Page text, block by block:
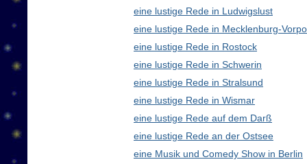
eine lustige Rede in Ludwigslust
eine lustige Rede in Mecklenburg-
eine lustige Rede in Rostock
eine lustige Rede in Schwerin
eine lustige Rede in Stralsund
eine lustige Rede in Wismar
eine lustige Rede auf dem Darß
eine lustige Rede an der Ostsee
eine Musik und Comedy Show in Berlin